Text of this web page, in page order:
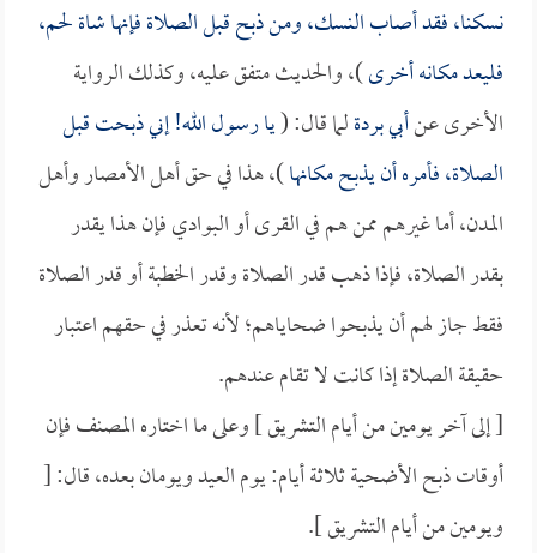
نسكنا، فقد أصاب النسك، ومن ذبح قبل الصلاة فإنها شاة لحم،
فليعد مكانه أخرى)، والحديث متفق عليه، وكذلك الرواية
الأخرى عنأبي بردةلما قال: (يا رسول الله! إني ذبحت قبل
الصلاة، فأمره أن يذبح مكانها)، هذا في حق أهل الأمصار وأهل
المدن، أما غيرهم ممن هم في القرى أو البوادي فإن هذا يقدر
بقدر الصلاة، فإذا ذهب قدر الصلاة وقدر الخطبة أو قدر الصلاة
فقط جاز لهم أن يذبحوا ضحاياهم؛ لأنه تعذر في حقهم اعتبار
حقيقة الصلاة إذا كانت لا تقام عندهم.
[ إلى آخر يومين من أيام التشريق ] وعلى ما اختاره المصنف فإن
أوقات ذبح الأضحية ثلاثة أيام: يوم العيد ويومان بعده، قال: [
ويومين من أيام التشريق ].